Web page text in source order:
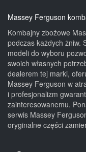
Massey Ferguson
Kombajny zbożowe
podczas każdych żniw.
modeli do wyboru
swoich własnych
dealerem tej marki,
Massey Ferguson w
i profesjonalizm
zainteresowanemu.
serwis Massey
oryginalne części